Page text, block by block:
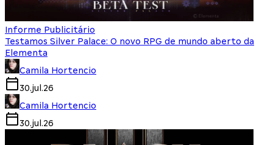
Informe Publicitário
Testamos Silver Palace: O novo RPG de mundo aberto da
Elementa
Camila Hortencio
30.jul.26
Camila Hortencio
30.jul.26